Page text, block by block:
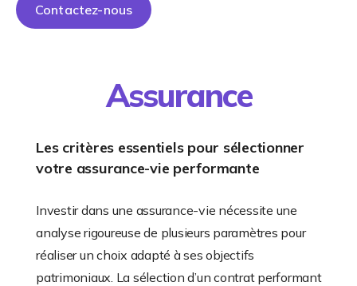
Contactez-nous
Assurance
Les critères essentiels pour sélectionner
votre assurance-vie performante
Investir dans une assurance-vie nécessite une
analyse rigoureuse de plusieurs paramètres pour
réaliser un choix adapté à ses objectifs
patrimoniaux. La sélection d’un contrat performant